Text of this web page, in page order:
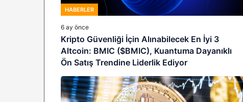
HABERLER
6 ay önce
Kripto Güvenliği İçin Alınabilecek En İyi 3
Altcoin: BMIC ($BMIC), Kuantuma Dayanıklı
Ön Satış Trendine Liderlik Ediyor